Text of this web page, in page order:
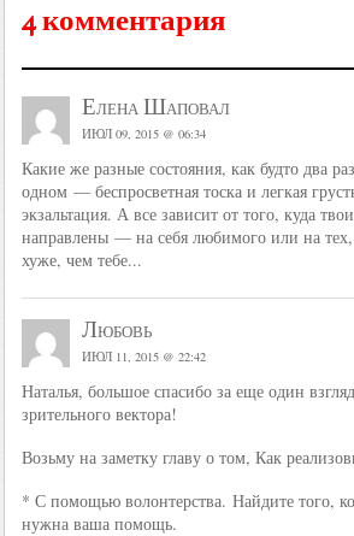
4 комментария
Елена Шаповал
ИЮЛ 09, 2015 @ 06:34
Какие же разные состояния, как будто два
одном — беспросветная тоска и легкая
экзальтация. А все зависит от того, куда
направлены — на себя любимого или на
хуже, чем тебе...
Любовь
ИЮЛ 11, 2015 @ 22:42
Наталья, большое спасибо за еще один
зрительного вектора!
Возьму на заметку главу о том, Как
* С помощью волонтерства. Найдите того,
нужна ваша помощь.